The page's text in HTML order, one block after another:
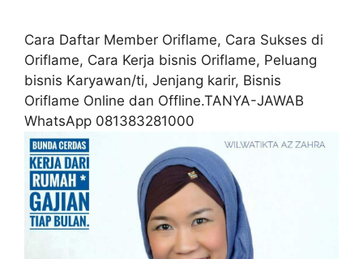
Cara Daftar Member Oriflame, Cara Sukses di
Oriflame, Cara Kerja bisnis Oriflame, Peluang
bisnis Karyawan/ti, Jenjang karir, Bisnis
Oriflame Online dan Offline.TANYA-JAWAB
WhatsApp 081383281000